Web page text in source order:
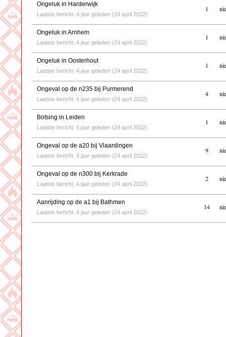
Ongeluk in Harderwijk
Laatste bericht: 4 jaar geleden (24 april 2022)
1
Ongeluk in Arnhem
Laatste bericht: 4 jaar geleden (24 april 2022)
1
Ongeluk in Oosterhout
Laatste bericht: 4 jaar geleden (24 april 2022)
1
Ongeval op de n235 bij Purmerend
Laatste bericht: 4 jaar geleden (24 april 2022)
4
Botsing in Leiden
Laatste bericht: 4 jaar geleden (24 april 2022)
1
Ongeval op de a20 bij Vlaardingen
Laatste bericht: 4 jaar geleden (24 april 2022)
9
Ongeval op de n300 bij Kerkrade
Laatste bericht: 4 jaar geleden (24 april 2022)
2
Aanrijding op de a1 bij Bathmen
Laatste bericht: 4 jaar geleden (24 april 2022)
14